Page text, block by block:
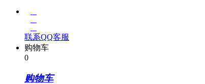
服
联系QQ客服
购物车
0
购物车